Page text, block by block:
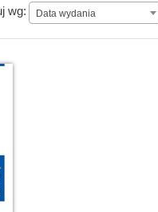
wg: Data wydania
Data wydania